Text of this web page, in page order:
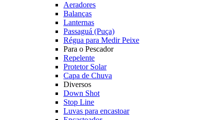
Aeradores
Balanças
Lanternas
Passaguá (Puça)
Régua para Medir Peixe
Para o Pescador
Repelente
Protetor Solar
Capa de Chuva
Diversos
Down Shot
Stop Line
Luvas para encastoar